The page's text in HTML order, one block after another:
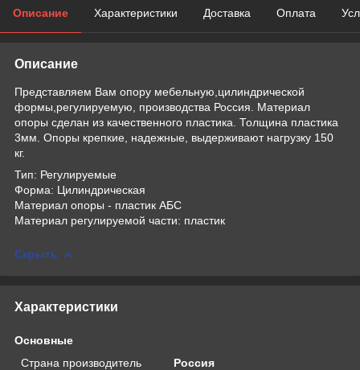
Описание Характеристики Доставка Оплата
Описание
Представляем Вам опору мебельную,цилиндрической
формы,регулируемую, производства Россия. Материал
опоры сделан из качественного пластика. Толщина пластика
3мм. Опоры крепкие, надежные, выдерживают нагрузку 150
кг.
Тип: Регулируемые
Форма: Цилиндрическая
Материал опоры - пластик АБС
Материал регулируемой части: пластик
Скрыть
Характеристики
Основные
Страна производитель
Россия